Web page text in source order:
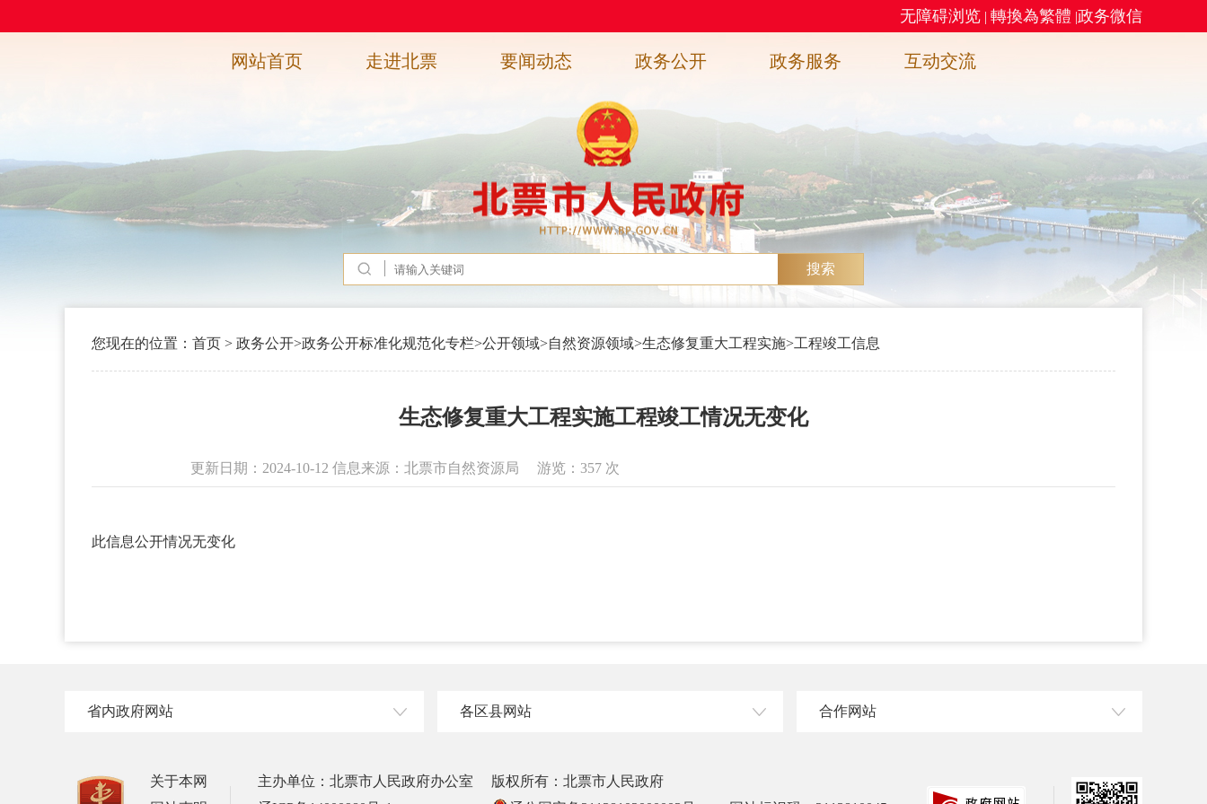
无障碍浏览 | 轉換為繁體 |政务微信
网站首页 走进北票 要闻动态 政务公开 政务服务 互动交流
搜索
您现在的位置： 首页 > 政务公开>政务公开标准化规范化专栏>公开领域>自然资源领域>生态修复重大工程实施>工程竣工信息
生态修复重大工程实施工程竣工​情况无变化
更新日期：2024-10-12 信息来源：北票市自然资源局 游览： 357 次
此信息公开情况无变化
省内政府网站 各区县网站 合作网站
关于本网
主办单位：北票市人民政府办公室
版权所有：北票市人民政府